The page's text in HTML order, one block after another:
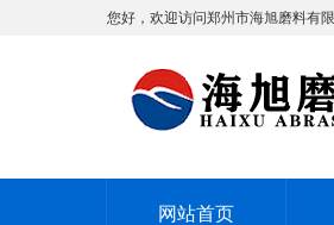
您好，欢迎访问郑州市海旭磨料有
网站首页